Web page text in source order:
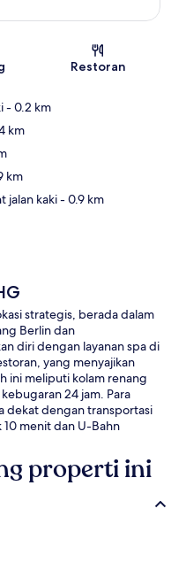
Restoran
- 0.2 km
km
km
jalan kaki- 0.9 km
strategis, berada dalam
Berlin dan
diri dengan layanan spa di
yang menyajikan
ini meliputi kolam renang
24 jam. Para
dekat dengan transportasi
menit dan U-Bahn
properti ini